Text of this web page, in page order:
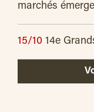
marchés
15/10 14e